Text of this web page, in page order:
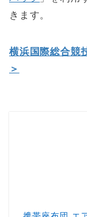
きます。
横浜国際総合競
＞